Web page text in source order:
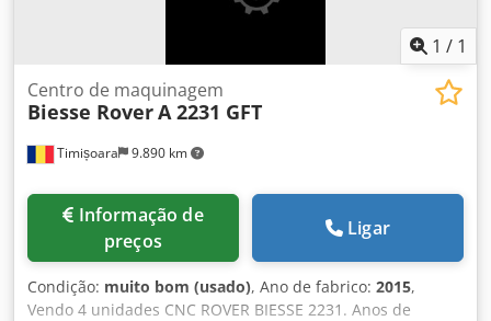
1 / 1
Timișoara 9.890 km
Centro de maquinagem
Biesse RoverA 2231 GFT
preços
Ligar
Condição: muito bom (usado), Ano de fabrico: 2015,
Vendo 4 unidades CNC ROVER BIESSE 2231. Anos de